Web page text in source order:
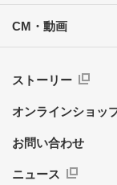
CM・動画
ストーリー
オンラインショッ
お問い合わせ
ニュース